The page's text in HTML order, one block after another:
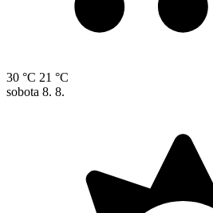
30 °C 21 °C
sobota 8. 8.